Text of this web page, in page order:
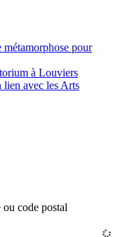
métamorphose pour
à Louviers
lien avec les Arts
code postal